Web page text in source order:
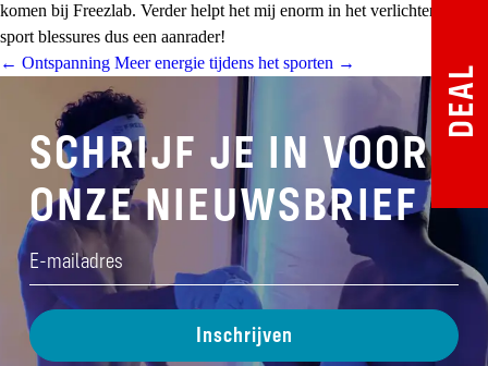
DEAL
komen bij Freezlab. Verder helpt het mij enorm in het verlichten van
sport blessures dus een aanrader!
Post
navigation
← Ontspanning Meer energie tijdens het sporten →
SCHRIJF JE IN VOOR
ONZE NIEUWSBRIEF
E-
mailadres
(Vereist)